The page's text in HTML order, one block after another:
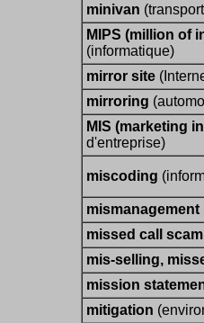
minivan
MIPS (million of
(informatique)
mirror site
mirroring
MIS (marketing
d'entreprise)
miscoding
mismanagement
missed call scam
mis-selling,
mission
mitigation